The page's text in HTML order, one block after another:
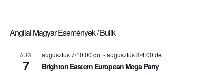
Angliai Magyar Események / Bulik
AUG
7
augusztus 7/10:00 du. -augusztus 8/4:00 de.
Brighton Eastern European Mega Party